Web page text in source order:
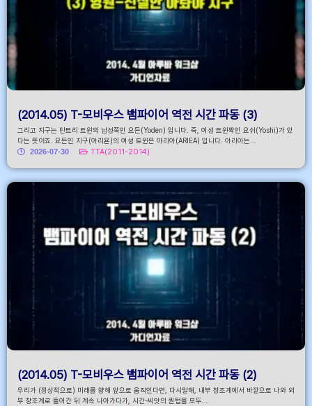
(2014.05) T-모비우스 뱀파이어 역전 시간 파동 (3)
그리고 지구는 탄트리 트윈의 남성쪽인 요든(Yoden) 입니다. 즉, 여성 트윈짝인 요쉬(Yoshi)가 있
다는 뜻이죠. 요든인 지구(아리욘)의 여성 트윈은 아리아(ARIEA) 입니다. 아리아는...
2026-07-30
TTA(2011-2014)
(2014.05) T-모비우스 뱀파이어 역전 시간 파동 (2)
우리가 (정상적으로) 미래를 향해 앞으로 움직인다면, 다시말해, 내부 창조계에서 바깥으로 나와 외
부 창조계로 들어간 뒤 계속 나아가다가, 시간-씨앗의 퀀텀을 모두...